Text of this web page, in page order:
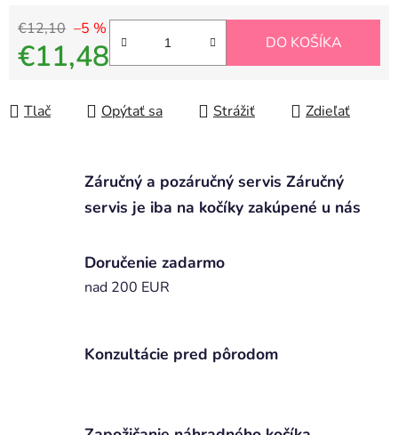
€12,10 –5 %
€11,48 DO KOŠÍKA
Tlač Opýtať sa Strážiť Zdieľať
Záručný a pozáručný servis Záručný
servis je iba na kočíky zakúpené u nás
Doručenie zadarmo
nad 200 EUR
Konzultácie pred pôrodom